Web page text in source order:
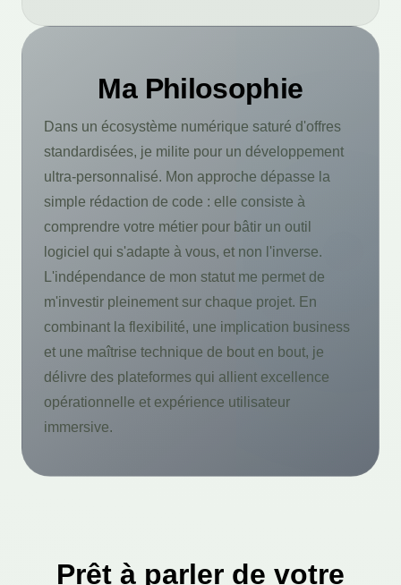
Ma Philosophie
Dans un écosystème numérique saturé d'offres
standardisées, je milite pour un développement
ultra-personnalisé. Mon approche dépasse la
simple rédaction de code : elle consiste à
comprendre votre métier pour bâtir un outil
logiciel qui s'adapte à vous, et non l'inverse.
L'indépendance de mon statut me permet de
m'investir pleinement sur chaque projet. En
combinant la flexibilité, une implication business
et une maîtrise technique de bout en bout, je
délivre des plateformes qui allient excellence
opérationnelle et expérience utilisateur
immersive.
Prêt à parler de votre